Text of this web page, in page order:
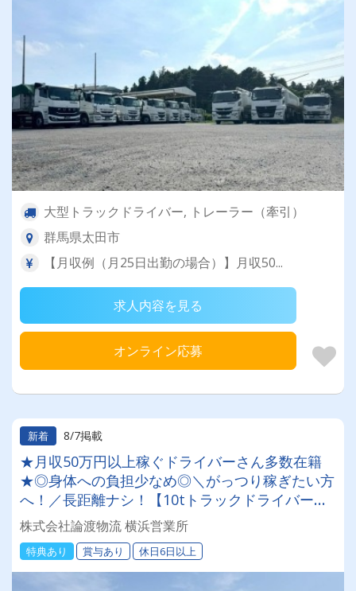
大型トラックドライバー, トレーラー（牽引）
群馬県太田市
【月収例（月25日出勤の場合）】月収50...
求人内容を見る
オンライン応募
新着 8/7掲載
★月収50万円以上稼ぐドライバーさん多数在籍
★◎身体への負担少なめ◎＼がっつり稼ぎたい方
へ！／長距離ナシ！【10tトラックドライバー】
#無料の保養所あり #賞与年2回 ＼入社祝い金10
万円支給／女性ドライバーも活躍中！
株式会社論渡物流 横浜営業所
特典あり 賞与あり 休日6日以上